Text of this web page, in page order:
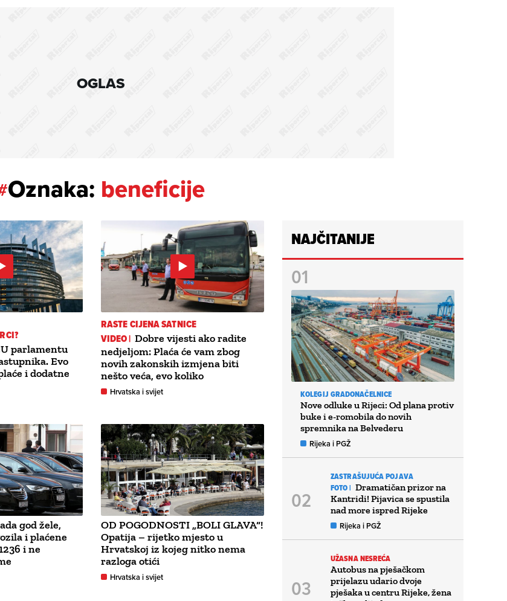
OGLAS
Oznaka: beneficije
parlamentu
Evo
i dodatne
RASTE CIJENA SATNICE
VIDEO | Dobre vijesti ako radite
nedjeljom: Plaća će vam zbog
novih zakonskih izmjena biti
nešto veća, evo koliko
Hrvatska i svijet
god žele,
i plaćene
i ne
OD POGODNOSTI „BOLI GLAVA“!
Opatija – rijetko mjesto u
Hrvatskoj iz kojeg nitko nema
razloga otići
Hrvatska i svijet
NAJČITANIJE
KOLEGIJ GRADONAČELNICE
Nove odluke u Rijeci: Od plana protiv
buke i e-romobila do novih
spremnika na Belvederu
Rijeka i PGŽ
ZASTRAŠUJUĆA POJAVA
FOTO | Dramatičan prizor na
Kantridi! Pijavica se spustila
nad more ispred Rijeke
Rijeka i PGŽ
UŽASNA NESREĆA
Autobus na pješačkom
prijelazu udario dvoje
pješaka u centru Rijeke, žena